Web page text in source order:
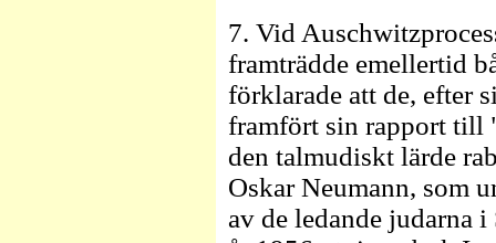
7. Vid
framträdde emellertid
förklarade att de, efter
framfört sin rapport till
den talmudiskt lärde
Oskar Neumann, som
av de ledande judarna